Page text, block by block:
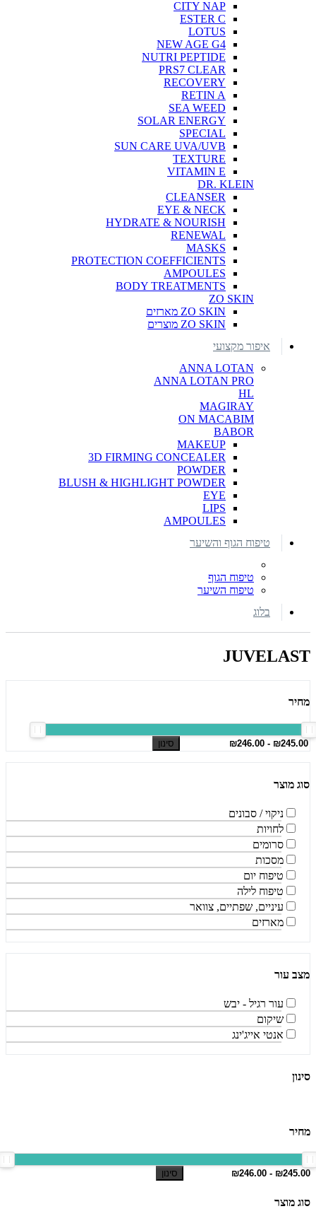
CITY NAP
ESTER C
LOTUS
NEW AGE G4
NUTRI PEPTIDE
PRS7 CLEAR
RECOVERY
RETIN A
SEA WEED
SOLAR ENERGY
SPECIAL
SUN CARE UVA/UVB
TEXTURE
VITAMIN E
DR. KLEIN
CLEANSER
EYE & NECK
HYDRATE & NOURISH
RENEWAL
MASKS
PROTECTION COEFFICIENTS
AMPOULES
BODY TREATMENTS
ZO SKIN
ZO SKIN מארזים
ZO SKIN מוצרים
איפור מקצועי
ANNA LOTAN
ANNA LOTAN PRO
HL
MAGIRAY
ON MACABIM
BABOR
MAKEUP
3D FIRMING CONCEALER
POWDER
BLUSH & HIGHLIGHT POWDER
EYE
LIPS
AMPOULES
טיפוח הגוף והשיער
טיפוח הגוף
טיפוח השיער
בלוג
JUVELAST
מחיר
סינון
סוג מוצר
ניקוי / סבונים
לחויות
סרומים
מסכות
טיפוח יום
טיפוח לילה
עיניים, שפתיים, צוואר
מארזים
מצב עור
עור רגיל - יבש
שיקום
אנטי אייג'ינג
סינון
מחיר
סינון
סוג מוצר